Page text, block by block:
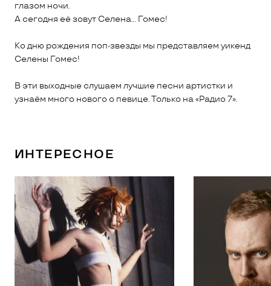
глазом ночи.
А сегодня её зовут Селена… Гомес!
Ко дню рождения поп-звезды мы представляем уикенд
Селены Гомес!
В эти выходные слушаем лучшие песни артистки и
узнаём много нового о певице. Только на «Радио 7».
ИНТЕРЕСНОЕ